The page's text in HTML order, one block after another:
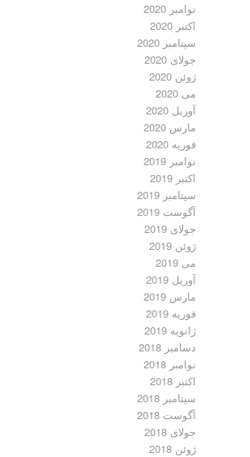
نوامبر 2020
اکتبر 2020
سپتامبر 2020
جولای 2020
ژوئن 2020
می 2020
آوریل 2020
مارس 2020
فوریه 2020
نوامبر 2019
اکتبر 2019
سپتامبر 2019
آگوست 2019
جولای 2019
ژوئن 2019
می 2019
آوریل 2019
مارس 2019
فوریه 2019
ژانویه 2019
دسامبر 2018
نوامبر 2018
اکتبر 2018
سپتامبر 2018
آگوست 2018
جولای 2018
ژوئن 2018